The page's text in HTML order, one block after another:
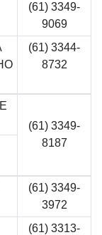
(61) 3349-
9069
(61) 3344-
8732
(61) 3349-
8187
(61) 3349-
3972
(61) 3313-